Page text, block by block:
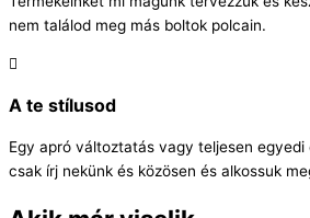
nem találod meg más boltok polcain.
A te stílusod
Egy apró változtatás vagy teljesen egyedi
csak írj nekünk és közösen és alkossuk